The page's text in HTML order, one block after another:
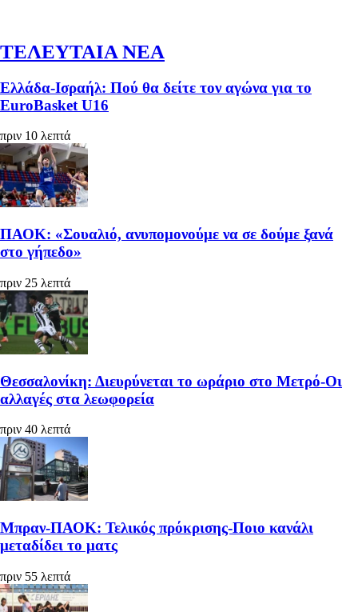
ΤΕΛΕΥΤΑΙΑ ΝΕΑ
Ελλάδα-Ισραήλ: Πού θα δείτε τον αγώνα για το
EuroBasket U16
πριν 10 λεπτά
ΠΑΟΚ: «Σουαλιό, ανυπομονούμε να σε δούμε ξανά
στο γήπεδο»
πριν 25 λεπτά
Θεσσαλονίκη: Διευρύνεται το ωράριο στο Μετρό-Οι
αλλαγές στα λεωφορεία
πριν 40 λεπτά
Μπραν-ΠΑΟΚ: Τελικός πρόκρισης-Ποιο κανάλι
μεταδίδει το ματς
πριν 55 λεπτά